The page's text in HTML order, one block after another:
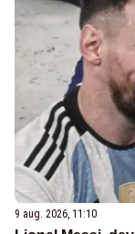
9 aug. 2026, 11:10